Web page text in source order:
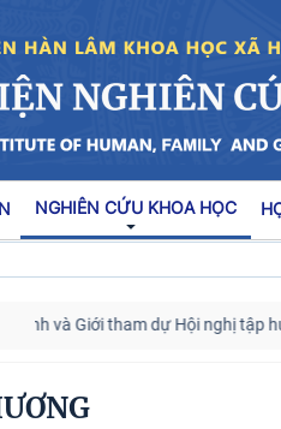
NGHIÊN CỨU KHOA HỌC
tham dự Hội nghị tập huấn